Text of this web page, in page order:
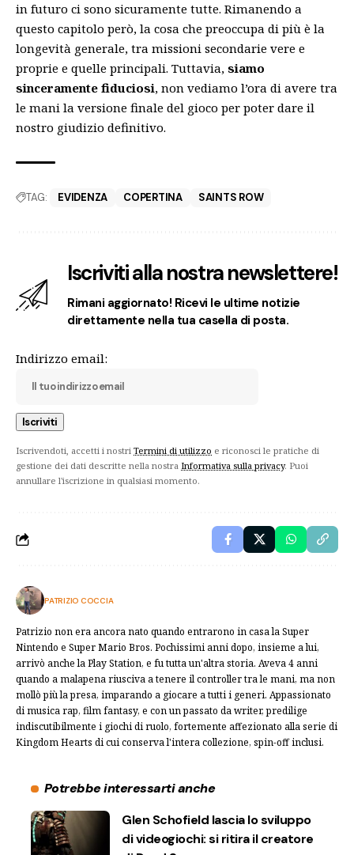
in futuro ci sono sicuramente tutte. Rimanendo a
questo capitolo però, la cosa che preoccupa di più è la
longevità generale, tra missioni secondarie vere e
proprie e quelle principali. Tuttavia, siamo
sinceramente fiduciosi, non vediamo l’ora di avere tra
le mani la versione finale del gioco per poter dare il
nostro giudizio definitivo.
TAG: EVIDENZA COPERTINA SAINTS ROW
Iscriviti alla nostra newslettere!
Rimani aggiornato! Ricevi le ultime notizie
direttamente nella tua casella di posta.
Indirizzo email:
Iscrivendoti, accetti i nostri Termini di utilizzo e riconosci le pratiche di
gestione dei dati descritte nella nostra Informativa sulla privacy. Puoi
annullare l'iscrizione in qualsiasi momento.
PATRIZIO COCCIA
Patrizio non era ancora nato quando entrarono in casa la Super
Nintendo e Super Mario Bros. Pochissimi anni dopo, insieme a lui,
arrivò anche la Play Station, e fu tutta un'altra storia. Aveva 4 anni
quando a malapena riusciva a tenere il controller tra le mani, ma non
mollò più la presa, imparando a giocare a tutti i generi. Appassionato
di musica rap, film fantasy, e con un passato da writer, predilige
indiscutibilmente i giochi di ruolo, fortemente affezionato alla serie di
Kingdom Hearts di cui conserva l'intera collezione, spin-off inclusi.
Potrebbe interessarti anche
Glen Schofield lascia lo sviluppo
di videogiochi: si ritira il creatore